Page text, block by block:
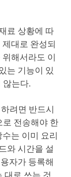
료 상황에 따
대로 완성되
해서라도 이
는 기능이 있
않는다.
려면 반드시
로 전송해야 한
는 이미 요리
와 시간을 설
자가 등록해